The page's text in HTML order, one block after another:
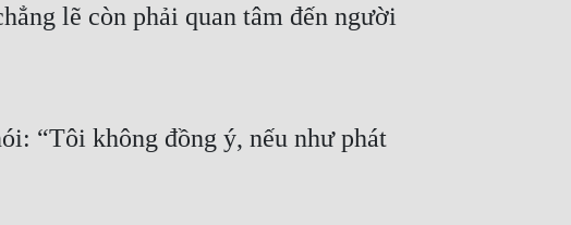
lẽ còn phải quan tâm đến người
“Tôi không đồng ý, nếu như phát